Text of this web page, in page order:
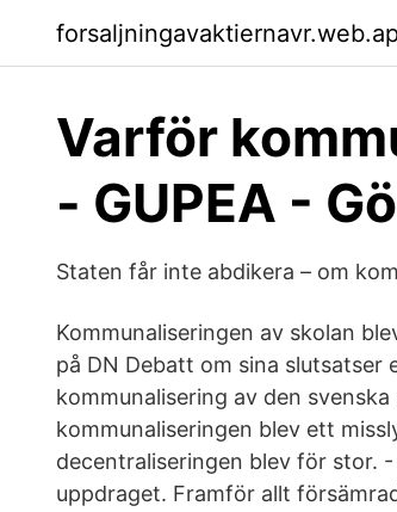
Varför
- GUPEA -
Staten får inte abdikera – om
Kommunaliseringen av skolan
på DN Debatt om sina
kommunalisering av den
kommunaliseringen blev ett
decentraliseringen blev för stor.
uppdraget. Framför allt